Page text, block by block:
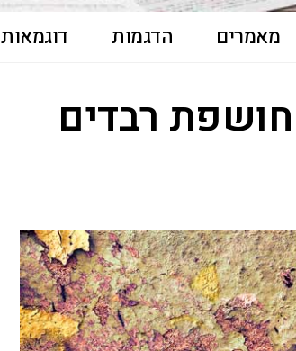
מאמרים הדגמות דוגמאות
רבדים